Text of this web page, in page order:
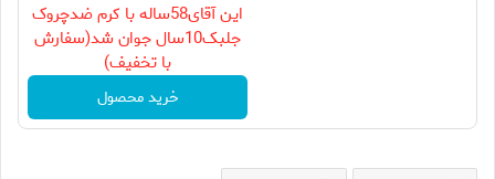
این آقای58ساله با کرم ضدچروک
جلبک10سال جوان شد(سفارش
با تخفیف)
خرید محصول